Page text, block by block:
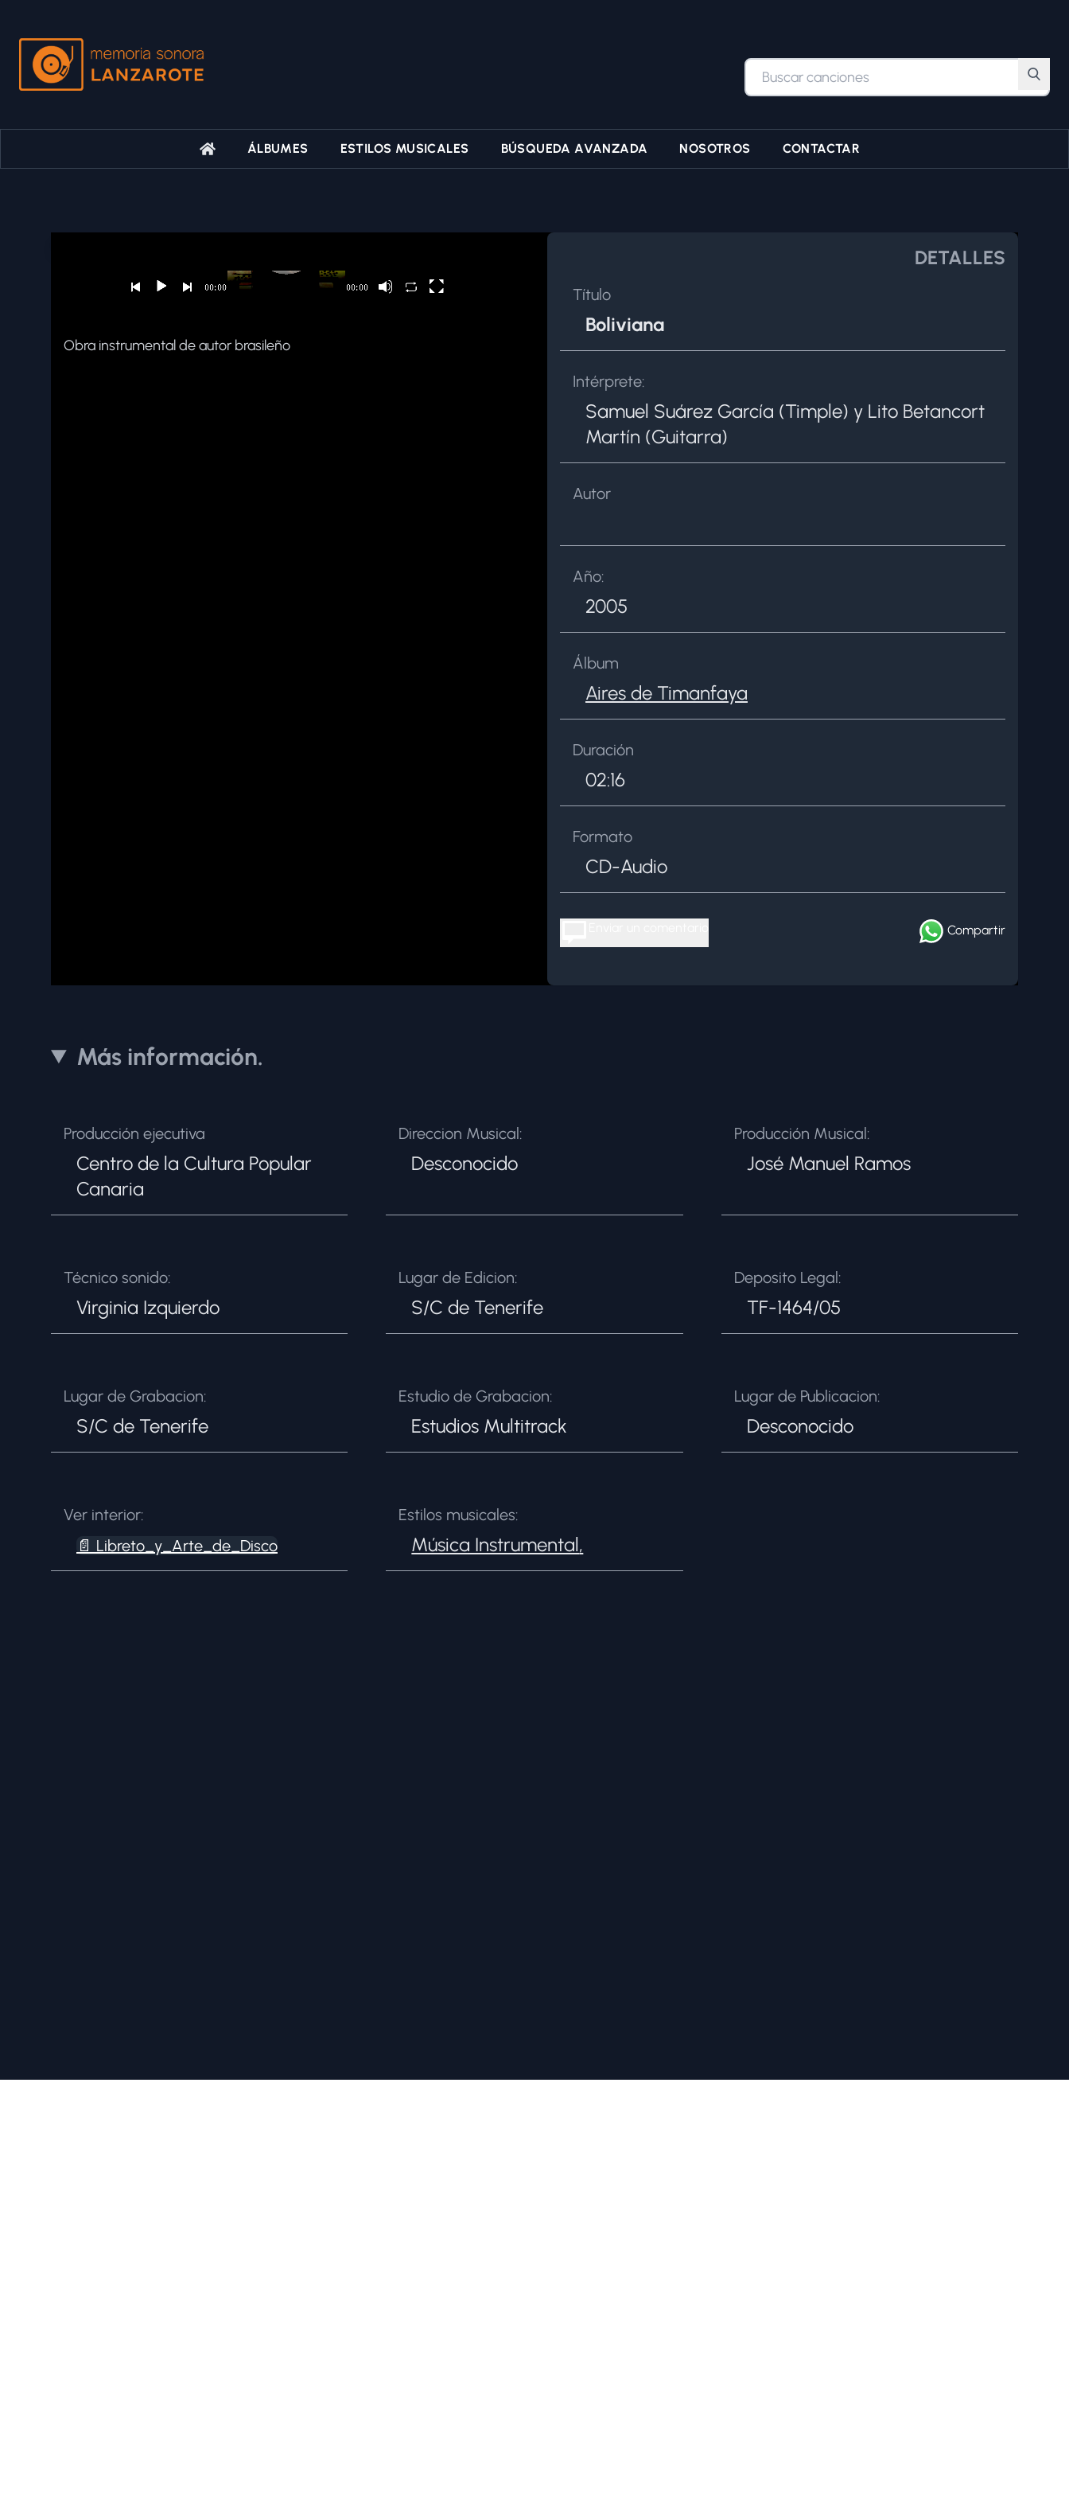
ÁLBUMES ESTILOS MUSICALES BÚSQUEDA AVANZADA NOSOTROS CONTACTAR
Obra instrumental de autor brasileño
DETALLES
Título
Boliviana
Intérprete:
Samuel Suárez García (Timple) y Lito Betancort
Martín (Guitarra)
Autor
Año:
2005
Álbum
Aires de Timanfaya
Duración
02:16
Formato
CD-Audio
Compartir
Más información.
Producción ejecutiva
Centro de la Cultura Popular
Canaria
Direccion Musical:
Desconocido
Producción Musical:
José Manuel Ramos
Técnico sonido:
Virginia Izquierdo
Lugar de Edicion:
S/C de Tenerife
Deposito Legal:
TF-1464/05
Lugar de Grabacion:
S/C de Tenerife
Estudio de Grabacion:
Estudios Multitrack
Lugar de Publicacion:
Desconocido
Ver interior:
📄 Libreto_y_Arte_de_Disco
Estilos musicales:
Música Instrumental,